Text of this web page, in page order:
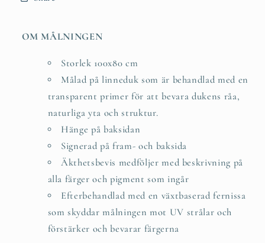
OM MÅLNINGEN
Storlek 100x80 cm
Målad på linneduk som är behandlad med en
transparent primer för att bevara dukens råa,
naturliga yta och struktur.
Hänge på baksidan
Signerad på fram- och baksida
Äkthetsbevis medföljer med beskrivning på
alla färger och pigment som ingår
Efterbehandlad med en växtbaserad fernissa
som skyddar målningen mot UV strålar och
förstärker och bevarar färgerna